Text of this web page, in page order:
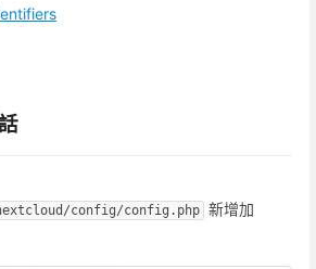
config/config.php 新增加